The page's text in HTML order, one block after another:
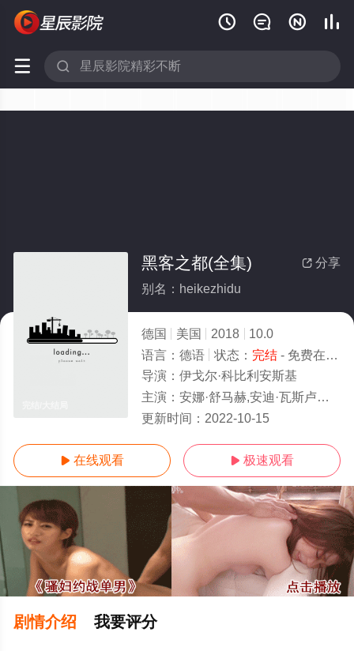
   
 
 分享
黑客之都(全集)
别名：heikezhidu
德国 美国 2018
10.0
语言： 德语 状态： 完结- 免费在线观看
导演： 伊戈尔·科比利安斯基
主演： 安娜·舒马赫,安迪·瓦斯卢亚努
更新时间： 2022-10-15
 在线观看  极速观看
剧情介绍 我要评分